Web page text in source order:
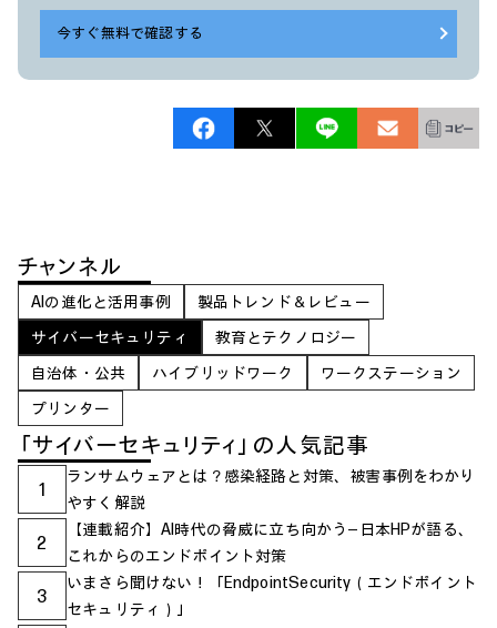
今すぐ無料で確認する
チャンネル
AIの進化と活用事例
製品トレンド＆レビュー
サイバーセキュリティ
教育とテクノロジー
自治体・公共
ハイブリッドワーク
ワークステーション
プリンター
「サイバーセキュリティ」の人気記事
1
ランサムウェアとは？感染経路と対策、被害事例をわかり
やすく解説
2
【連載紹介】AI時代の脅威に立ち向かう―日本HPが語る、
これからのエンドポイント対策
3
いまさら聞けない！「EndpointSecurity（エンドポイント
セキュリティ）」